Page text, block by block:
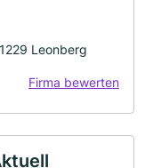
Leonberg
Firma bewerten